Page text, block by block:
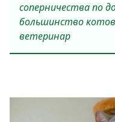
соперничества по
большинство
ветеринар